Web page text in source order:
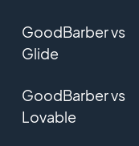
GoodBarber vs
Glide
GoodBarber vs
Lovable